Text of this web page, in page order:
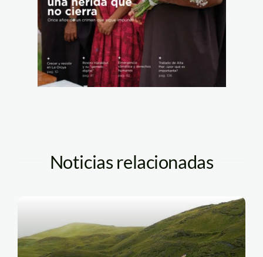
Noticias relacionadas